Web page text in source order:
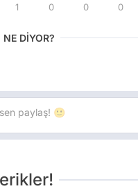
1 0 0 0
NE DİYOR?